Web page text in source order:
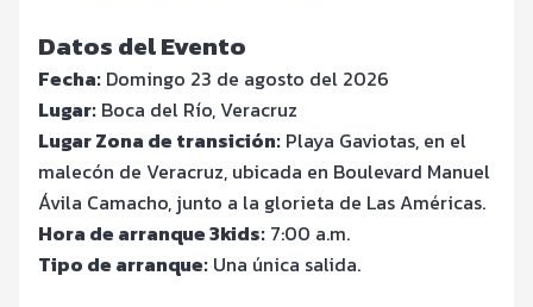
Datos del Evento
Fecha: Domingo 23 de agosto del 2026
Lugar: Boca del Río, Veracruz
Lugar Zona de transición: Playa Gaviotas, en el
malecón de Veracruz, ubicada en Boulevard Manuel
Ávila Camacho, junto a la glorieta de Las Américas.
Hora de arranque 3kids: 7:00 a.m.
Tipo de arranque: Una única salida.